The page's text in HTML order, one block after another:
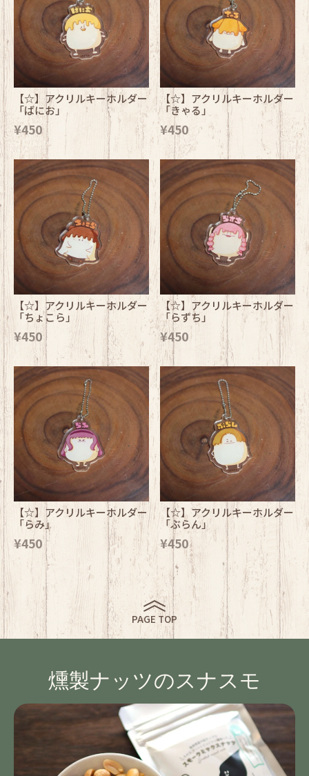
【☆】アクリルキーホルダー
「ばにお」
¥450
【☆】アクリルキーホルダー
「きゃる」
¥450
【☆】アクリルキーホルダー
「ちょこら」
¥450
【☆】アクリルキーホルダー
「らずち」
¥450
【☆】アクリルキーホルダー
「らみ」
¥450
【☆】アクリルキーホルダー
「ぶらん」
¥450
PAGE TOP
燻製ナッツのスナスモ